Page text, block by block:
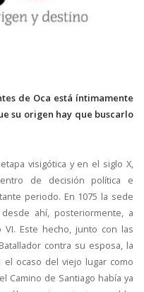
de Oca está íntimamente
su origen hay que buscarlo
visigótica y en el siglo X,
de decisión política e
periodo. En 1075 la sede
ahí, posteriormente, a
Este hecho, junto con las
contra su esposa, la
el ocaso del viejo lugar como
Camino de Santiago había ya